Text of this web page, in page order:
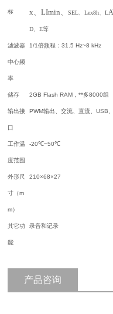
标
x、LImin、SEL、Lex8h、L
D、E等
滤波器
中心频
率
1/1倍频程：31.5 Hz~8 kHz
储存 2GB Flash RAM，**多8000组
输出接
口
PWM输出、交流、直流、USB
工作温
度范围
-20℃~50℃
外形尺
寸（m
m）
210×68×27
其它功
能
录音和记录
产品咨询